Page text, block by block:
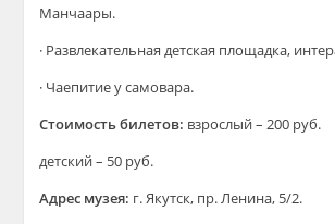
Манчаары.
· Развлекательная детская площадка,
· Чаепитие у самовара.
Стоимость билетов: взрослый – 200 руб.
детский – 50 руб.
Адрес музея: г. Якутск, пр. Ленина, 5/2.